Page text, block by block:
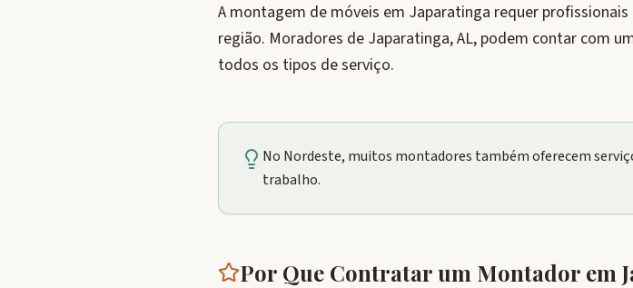
A montagem de móveis em Japaratinga requer
região. Moradores de Japaratinga, AL, podem contar com
todos os tipos de serviço.
No Nordeste, muitos montadores também oferecem
trabalho.
Por Que Contratar um Montador em